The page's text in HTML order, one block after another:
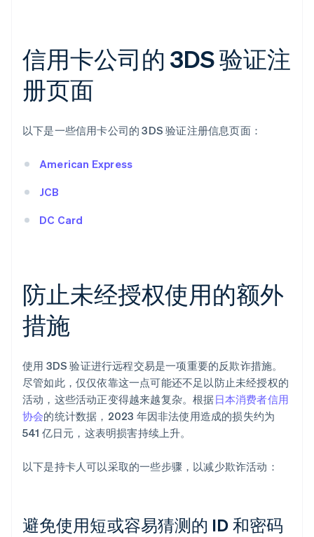
信用卡公司的 3DS 验证注
册页面
以下是一些信用卡公司的 3DS 验证注册信息页面：
American Express
JCB
DC Card
防止未经授权使用的额外
措施
使用 3DS 验证进行远程交易是一项重要的反欺诈措施。
尽管如此，仅仅依靠这一点可能还不足以防止未经授权的
活动，这些活动正变得越来越复杂。根据日本消费者信用
协会的统计数据，2023 年因非法使用造成的损失约为
541 亿日元，这表明损害持续上升。
以下是持卡人可以采取的一些步骤，以减少欺诈活动：
避免使用短或容易猜测的 ID 和密码